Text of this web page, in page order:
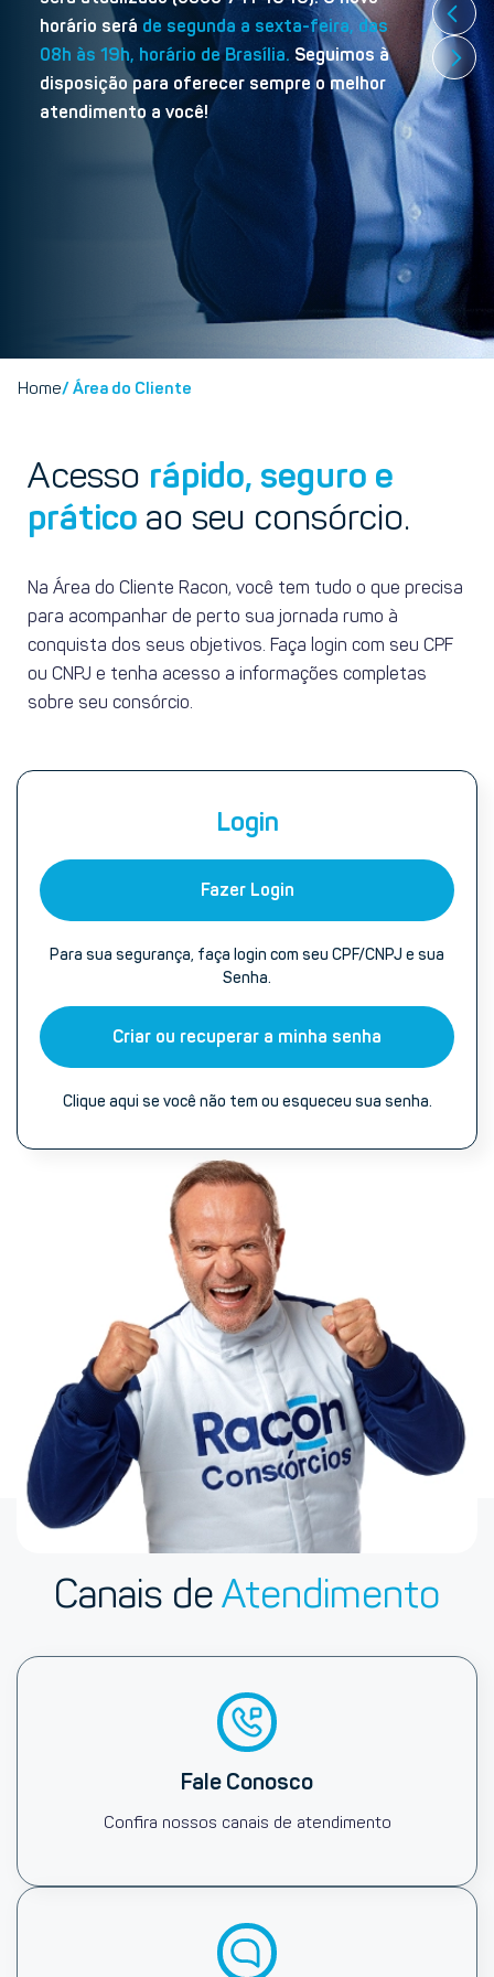
horário será de segunda a sexta-feira, das
08h às 19h, horário de Brasília. Seguimos à
disposição para oferecer sempre o melhor
atendimento a você!
Home/ Área do Cliente
Acesso rápido, seguro e
prático ao seu consórcio.
Na Área do Cliente Racon, você tem tudo o que precisa
para acompanhar de perto sua jornada rumo à
conquista dos seus objetivos. Faça login com seu CPF
ou CNPJ e tenha acesso a informações completas
sobre seu consórcio.
Login
Fazer Login
Para sua segurança, faça login com seu CPF/CNPJ e sua
Senha.
Criar ou recuperar a minha senha
Clique aqui se você não tem ou esqueceu sua senha.
Canais deAtendimento
Fale Conosco
Confira nossos canais de atendimento